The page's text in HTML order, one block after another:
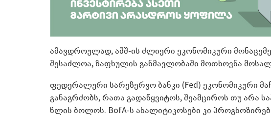
ამავდროულად, აშშ-ის ძლიერი ეკონომიკური
შესაძლოა, ზაფხულის განმავლობაში მოთხოვნა
ფედერალური სარეზერვო ბანკი (Fed) ეკონომიკური
განაგრძობს, რათა გადაწყვიტოს, შეამციროს თუ არა
წლის ბოლოს. BofA-ს ანალიტიკოსები კი